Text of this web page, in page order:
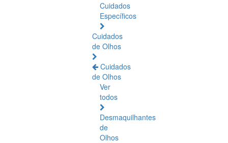
Cuidados
Específicos
Cuidados
de Olhos
Cuidados
de Olhos
Ver
todos
Desmaquilhantes
de
Olhos